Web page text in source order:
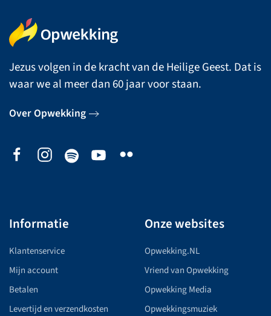
Jezus volgen in de kracht van de Heilige Geest. Dat is
waar we al meer dan 60 jaar voor staan.
Over Opwekking
Informatie
Klantenservice
Mijn account
Betalen
Levertijd en verzendkosten
Onze websites
Opwekking.NL
Vriend van Opwekking
Opwekking Media
Opwekkingsmuziek